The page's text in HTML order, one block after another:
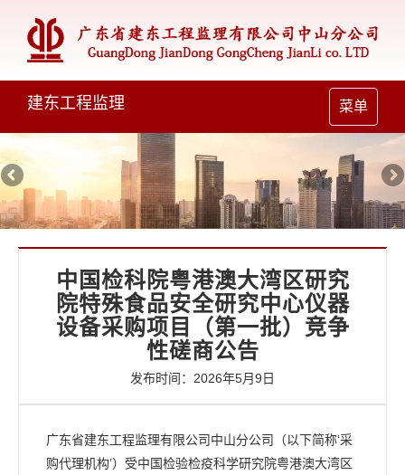
Toggle
navigation
菜单
建东工程监理
中国检科院粤港澳大湾区研究
院特殊食品安全研究中心仪器
设备采购项目（第一批）竞争
性磋商公告
发布时间：2026年5月9日
广东省建东工程监理有限公司中山分公司（以下简称‘采
购代理机构’）受中国检验检疫科学研究院粤港澳大湾区